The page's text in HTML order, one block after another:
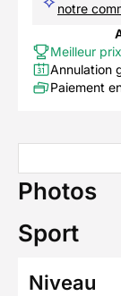
notre
Meilleur
Annulation
Paiement
Photos
Sport
Niveau